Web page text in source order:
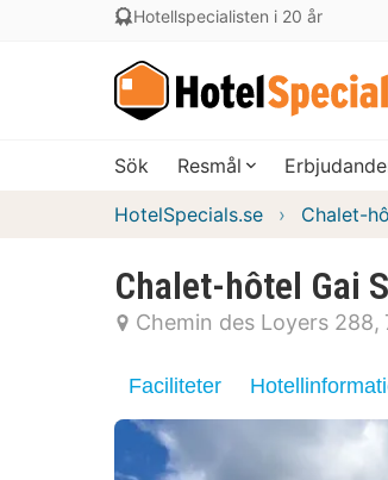
Hotellspecialisten i 20 år
Sök Resmål
HotelSpecials.se Chalet-
Chalet-hôtel Gai
Chemin des Loyers 288
Faciliteter